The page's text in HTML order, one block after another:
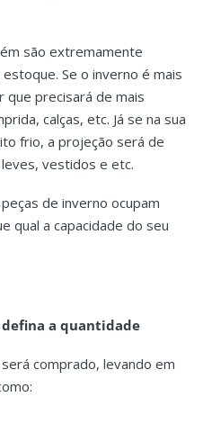
são extremamente
Se o inverno é mais
que precisará de mais
calças, etc. Já se na sua
frio, a projeção será de
vestidos e etc.
de inverno ocupam
qual a capacidade do seu
defina a quantidade
comprado, levando em